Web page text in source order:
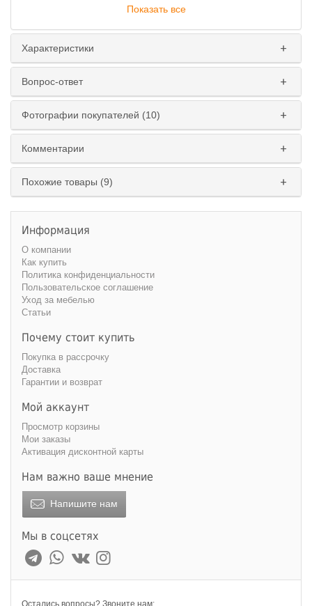
Показать все
Характеристики
Вопрос-ответ
Фотографии покупателей (10)
Комментарии
Похожие товары (9)
Информация
О компании
Как купить
Политика конфиденциальности
Пользовательское соглашение
Уход за мебелью
Статьи
Почему стоит купить
Покупка в рассрочку
Доставка
Гарантии и возврат
Мой аккаунт
Просмотр корзины
Мои заказы
Активация дисконтной карты
Нам важно ваше мнение
Напишите нам
Мы в соцсетях